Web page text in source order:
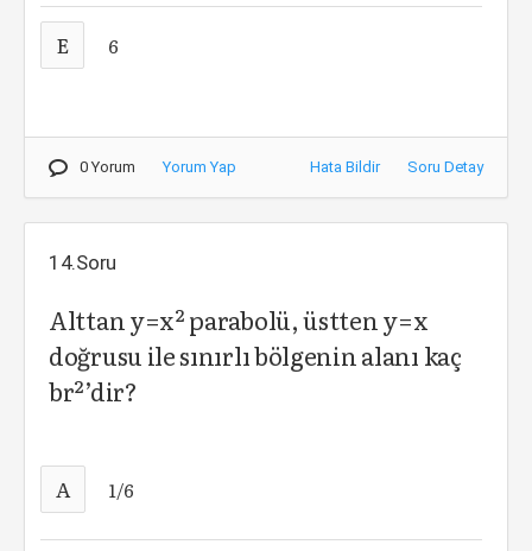
E 6
0 Yorum Yorum Yap Hata Bildir Soru Detay
14.Soru
Alttan y=x² parabolü, üstten y=x
doğrusu ile sınırlı bölgenin alanı kaç
br²’dir?
A 1/6